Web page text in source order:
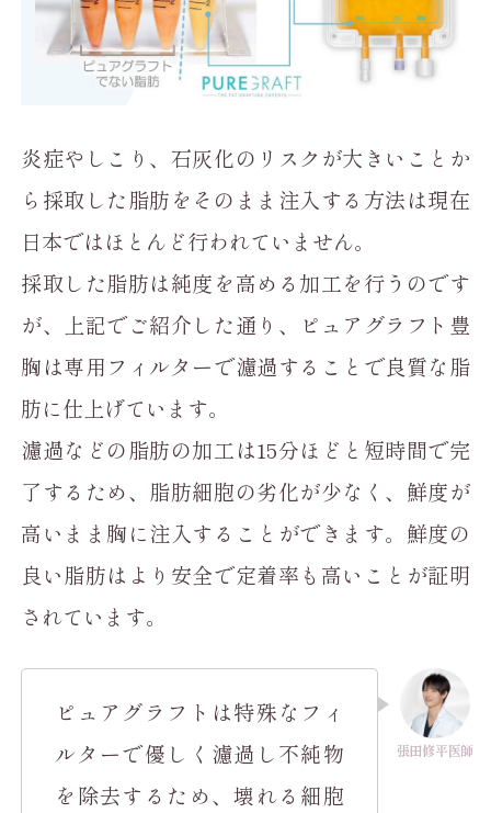
炎症やしこり、石灰化のリスクが大きいことか
ら採取した脂肪をそのまま注入する方法は現在
日本ではほとんど行われていません。
採取した脂肪は純度を高める加工を行うのです
が、上記でご紹介した通り、ピュアグラフト豊
胸は専用フィルターで濾過することで良質な脂
肪に仕上げています。
濾過などの脂肪の加工は15分ほどと短時間で完
了するため、脂肪細胞の劣化が少なく、鮮度が
高いまま胸に注入することができます。鮮度の
良い脂肪はより安全で定着率も高いことが証明
されています。
ピュアグラフトは特殊なフィ
ルターで優しく濾過し不純物
を除去するため、壊れる細胞